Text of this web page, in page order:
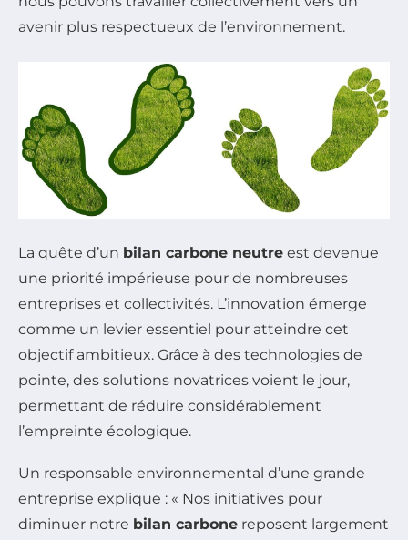
avenir plus respectueux de l’environnement.
La quête d’un bilan carbone neutre est devenue
une priorité impérieuse pour de nombreuses
entreprises et collectivités. L’innovation émerge
comme un levier essentiel pour atteindre cet
objectif ambitieux. Grâce à des technologies de
pointe, des solutions novatrices voient le jour,
permettant de réduire considérablement
l’empreinte écologique.
Un responsable environnemental d’une grande
entreprise explique : « Nos initiatives pour
diminuer notre bilan carbone reposent largement